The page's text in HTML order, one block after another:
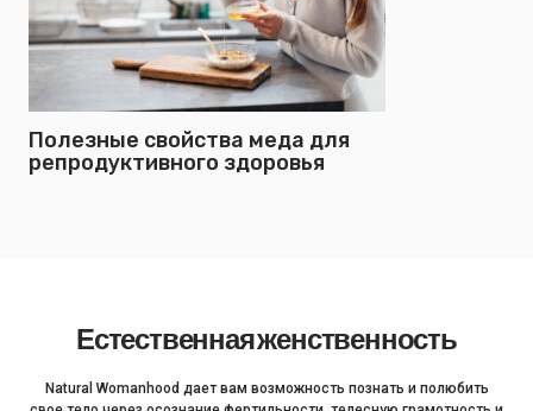
Полезные свойства меда для
репродуктивного здоровья
Естественная женственность
Natural Womanhood дает вам возможность познать и полюбить